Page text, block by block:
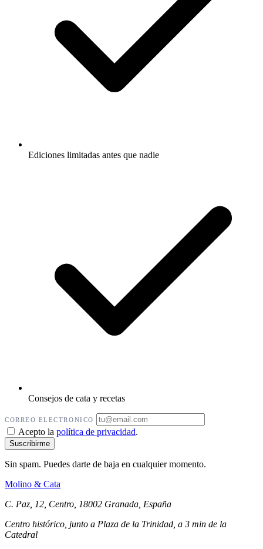
Ediciones limitadas antes que nadie
Consejos de cata y recetas
CORREO ELECTRONICO
Acepto la política de privacidad.
Sin spam. Puedes darte de baja en cualquier momento.
Molino & Cata
C. Paz, 12, Centro, 18002 Granada, España
Centro histórico, junto a Plaza de la Trinidad, a 3 min de la
Catedral